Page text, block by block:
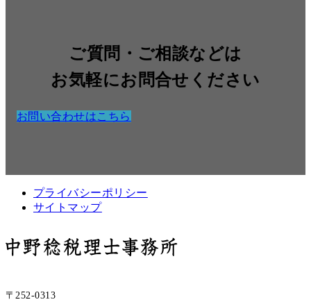
ご質問・ご相談などは
お気軽にお問合せください
お問い合わせはこちら
プライバシーポリシー
サイトマップ
〒252-0313